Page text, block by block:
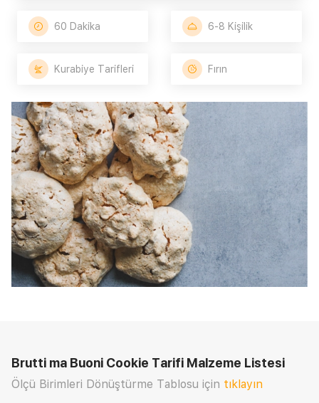
60 Dakika 6-8 Kişilik
Kurabiye Tarifleri Fırın
Brutti ma Buoni Cookie Tarifi Malzeme Listesi
Ölçü Birimleri Dönüştürme Tablosu için tıklayın